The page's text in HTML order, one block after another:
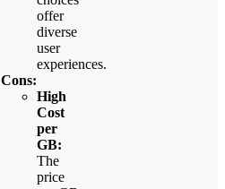
offer
diverse
user
experiences.
Cons:
High
Cost
per
GB:
The
price